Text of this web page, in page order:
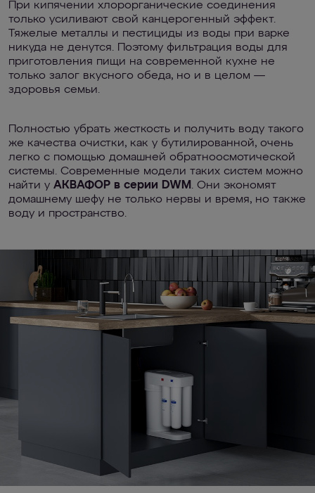
При кипячении хлорорганические соединения
только усиливают свой канцерогенный эффект.
Тяжелые металлы и пестициды из воды при варке
никуда не денутся. Поэтому фильтрация воды для
приготовления пищи на современной кухне не
только залог вкусного обеда, но и в целом —
здоровья семьи.
Полностью убрать жесткость и получить воду такого
же качества очистки, как у бутилированной, очень
легко с помощью домашней обратноосмотической
системы. Современные модели таких систем можно
найти у АКВАФОР в серии DWM . Они экономят
домашнему шефу не только нервы и время, но также
воду и пространство.